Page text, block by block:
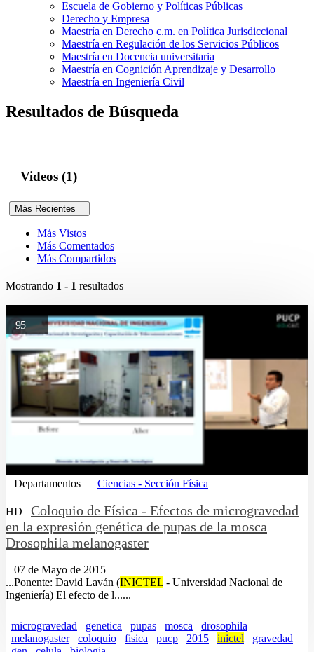
Escuela de Gobierno y Políticas Públicas
Derecho y Empresa
Maestría en Derecho c.m. en Política Jurisdiccional
Maestría en Regulación de los Servicios Públicos
Maestría en Docencia universitaria
Maestría en Cognición Aprendizaje y Desarrollo
Maestría en Ingeniería Civil
Resultados de Búsqueda
Videos (1)
Más Recientes
Más Vistos
Más Comentados
Más Compartidos
Mostrando 1 - 1 resultados
95
Departamentos Ciencias - Sección Física
HD
Coloquio de Física - Efectos de microgravedad
en la expresión genética de pupas de la mosca
Drosophila melanogaster
07 de Mayo de 2015
...Ponente: David Laván (INICTEL - Universidad Nacional de
Ingeniería) El efecto de l......
microgravedad genetica pupas mosca
drosophila
melanogaster
coloquio fisica pucp 2015 inictel
gravedad